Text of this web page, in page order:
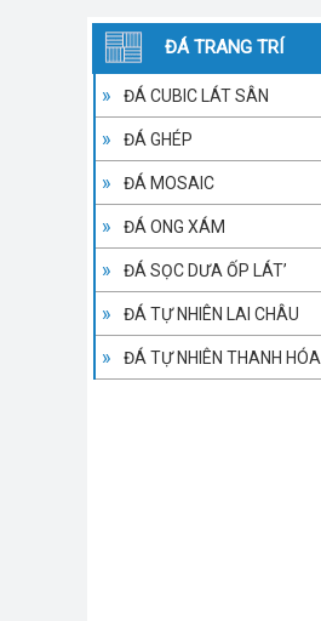
ĐÁ TRANG TRÍ
ĐÁ CUBIC LÁT SÂN
ĐÁ GHÉP
ĐÁ MOSAIC
ĐÁ ONG XÁM
ĐÁ SỌC DƯA ỐP LÁT’
ĐÁ TỰ NHIÊN LAI CHÂU
ĐÁ TỰ NHIÊN THANH HÓA